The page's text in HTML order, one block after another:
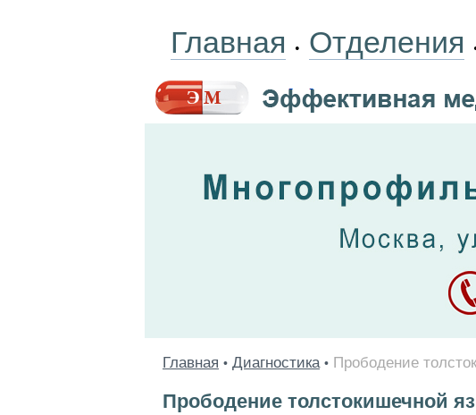
Главная • Отделения
Главная • Диагностика • Прободение
Прободение толстокишечной